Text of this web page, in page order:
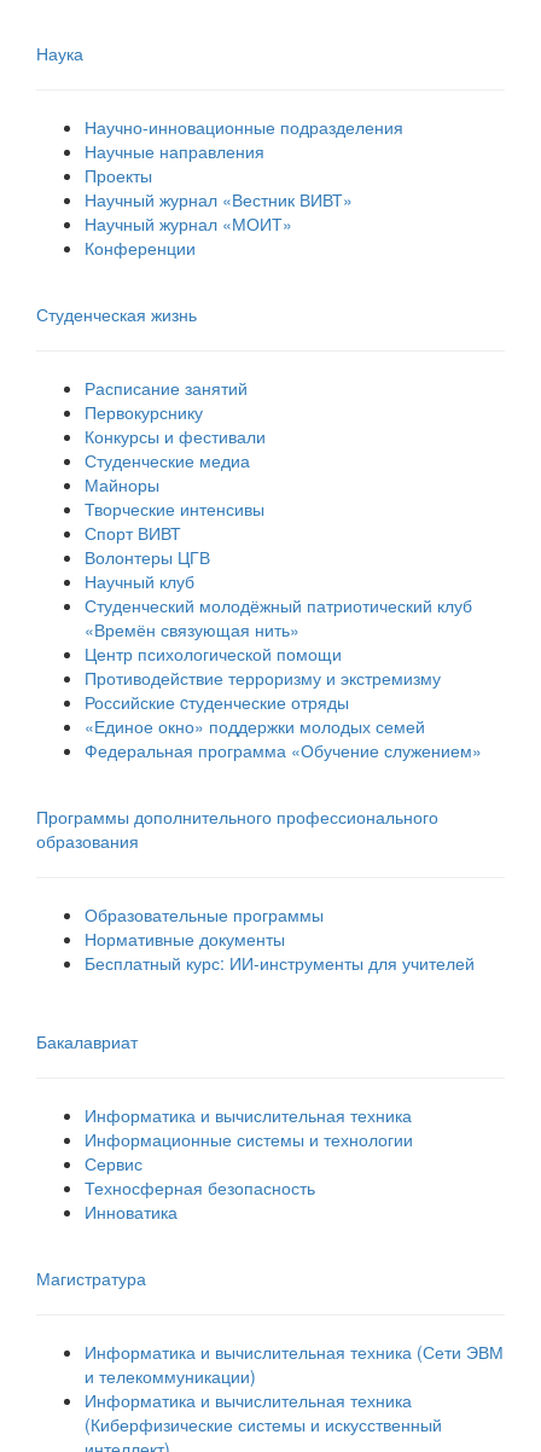
Наука
Научно-инновационные подразделения
Научные направления
Проекты
Научный журнал «Вестник ВИВТ»
Научный журнал «МОИТ»
Конференции
Студенческая жизнь
Расписание занятий
Первокурснику
Конкурсы и фестивали
Студенческие медиа
Майноры
Творческие интенсивы
Спорт ВИВТ
Волонтеры ЦГВ
Научный клуб
Студенческий молодёжный патриотический клуб
«Времён связующая нить»
Центр психологической помощи
Противодействие терроризму и экстремизму
Российские cтуденческие отряды
«Единое окно» поддержки молодых семей
Федеральная программа «Обучение служением»
Программы дополнительного профессионального
образования
Образовательные программы
Нормативные документы
Бесплатный курс: ИИ‑инструменты для учителей
Бакалавриат
Информатика и вычислительная техника
Информационные системы и технологии
Сервис
Техносферная безопасность
Инноватика
Магистратура
Информатика и вычислительная техника (Сети ЭВМ
и телекоммуникации)
Информатика и вычислительная техника
(Киберфизические системы и искусственный